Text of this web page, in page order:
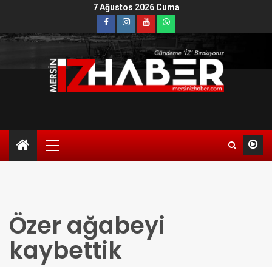
7 Ağustos 2026 Cuma
Özer ağabeyi
kaybettik